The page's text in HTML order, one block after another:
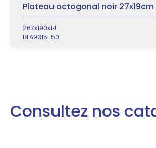
Plateau octogonal noir 27x19cm
267x190x14
BLA9315-50
Consultez nos